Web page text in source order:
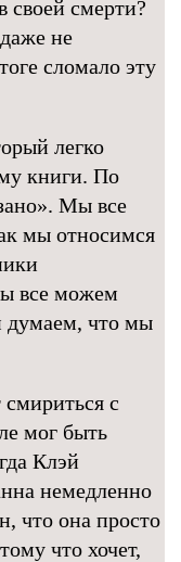
своей смерти?
не
сломало эту
легко
книги. По
Мы все
мы относимся
все можем
думаем, что мы
с
мог быть
Клэй
немедленно
что она просто
что хочет,